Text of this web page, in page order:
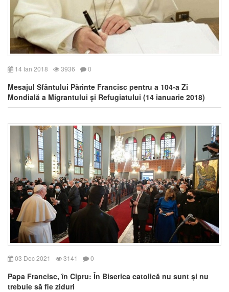
14 Ian 2018 3936 0
Mesajul Sfântului Părinte Francisc pentru a 104-a Zi
Mondială a Migrantului şi Refugiatului (14 ianuarie 2018)
03 Dec 2021 3141 0
Papa Francisc, în Cipru: În Biserica catolică nu sunt și nu
trebuie să fie ziduri